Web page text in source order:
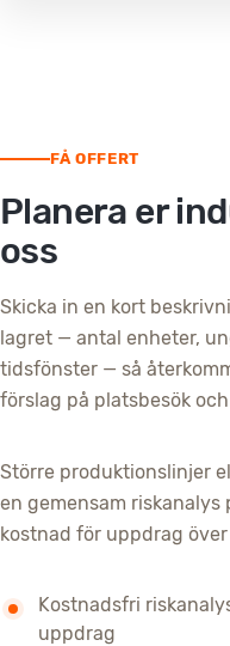
FÅ OFFERT
Planera er
oss
Skicka in en kort
lagret — antal enheter,
tidsfönster — så
förslag på platsbesök
Större produktionslinjer
en gemensam riskanalys
kostnad för uppdrag
Kostnadsfri
uppdrag